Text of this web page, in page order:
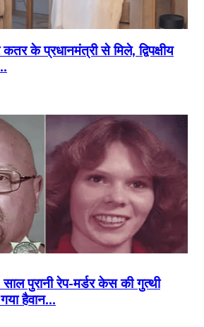
के प्रधानमंत्री से मिले, द्विपक्षीय
पुरानी रेप-मर्डर केस की गुत्थी
हैवान…